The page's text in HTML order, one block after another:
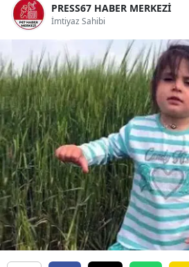
PRESS67 HABER MERKEZİ
İmtiyaz Sahibi